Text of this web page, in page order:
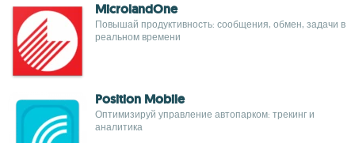
MicrolandOne
Повышай продуктивность: сообщения, обмен, задачи в
реальном времени
Position Mobile
Оптимизируй управление автопарком: трекинг и
аналитика